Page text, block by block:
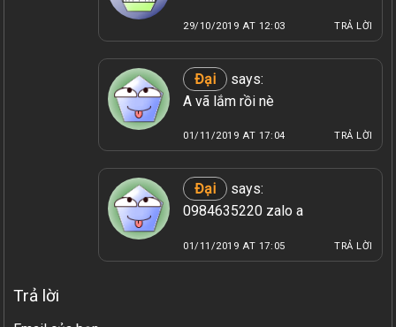
29/10/2019 AT 12:03 TRẢ LỜI
Đại
says:
A vã lắm rồi nè
01/11/2019 AT 17:04 TRẢ LỜI
Đại
says:
0984635220 zalo a
01/11/2019 AT 17:05 TRẢ LỜI
Trả lời